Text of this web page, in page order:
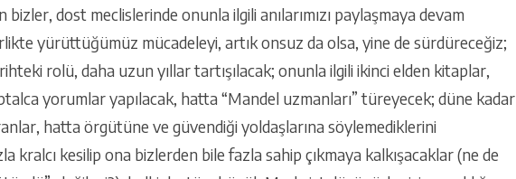
bizler, dost meclislerinde onunla ilgili anılarımızı paylaşmaya devam
yürüttüğümüz mücadeleyi, artık onsuz da olsa, yine de sürdüreceğiz;
rolü, daha uzun yıllar tartışılacak; onunla ilgili ikinci elden kitaplar,
yorumlar yapılacak, hatta “Mandel uzmanları” türeyecek; düne kadar
hatta örgütüne ve güvendiği yoldaşlarına söylemediklerini
kralcı kesilip ona bizlerden bile fazla sahip çıkmaya kalkışacaklar (ne de